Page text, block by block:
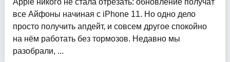
Apple никого не стала отрезать: обновление получат
все Айфоны начиная с iPhone 11. Но одно дело
просто получить апдейт, и совсем другое спокойно
на нём работать без тормозов. Недавно мы
разобрали, ...